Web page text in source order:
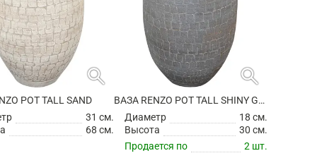
search
POT TALL SAND
31 см.
68 см.
search
ВАЗА RENZO POT TALL SHINY GREY
Диаметр
18 см.
Высота
30 см.
Продается по
2 шт.